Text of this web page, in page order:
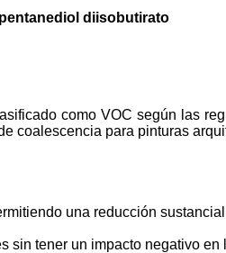
diisobutirato
como VOC según las
coalescencia para pinturas
una reducción
sin tener un impacto negativo